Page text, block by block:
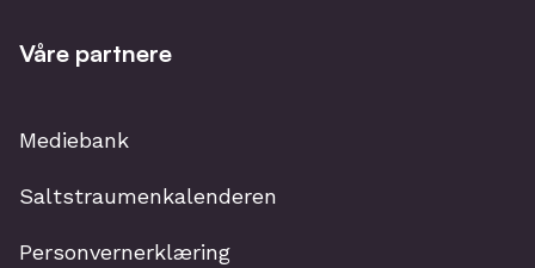
Våre partnere
Mediebank
Saltstraumenkalenderen
Personvernerklæring